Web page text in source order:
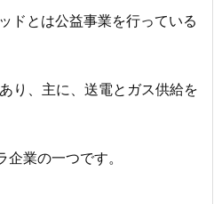
ドとは公益事業を行っている
り、主に、送電とガス供給を
業の一つです。